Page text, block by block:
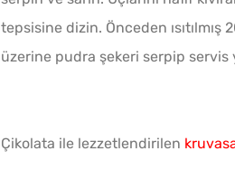
tepsisine dizin. Önceden ısıtılmış
üzerine pudra şekeri serpip servis
Çikolata ile lezzetlendirilen